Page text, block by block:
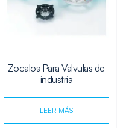
Zocalos Para Valvulas de
industria
LEER MÁS